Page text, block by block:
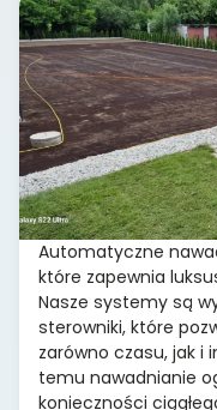
Automatyczne
które zapewnia
Nasze systemy są
sterowniki, które
zarówno czasu, jak i
temu nawadnianie
konieczności